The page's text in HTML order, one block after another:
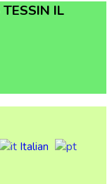
TESSIN IL
Italian